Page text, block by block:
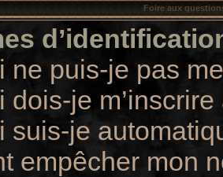
Foire aux
ne puis-je pas
dois-je
suis-je
empêcher mon